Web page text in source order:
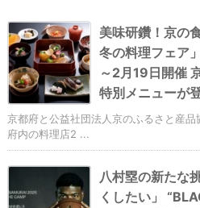
美味研鑽！京の
冬の料理フェア
～2月19日開催
特別メニューが
京都府と公益社団法人京のふるさと産品
府内の料理店2 ...
八村塁の新たな
くしたい」